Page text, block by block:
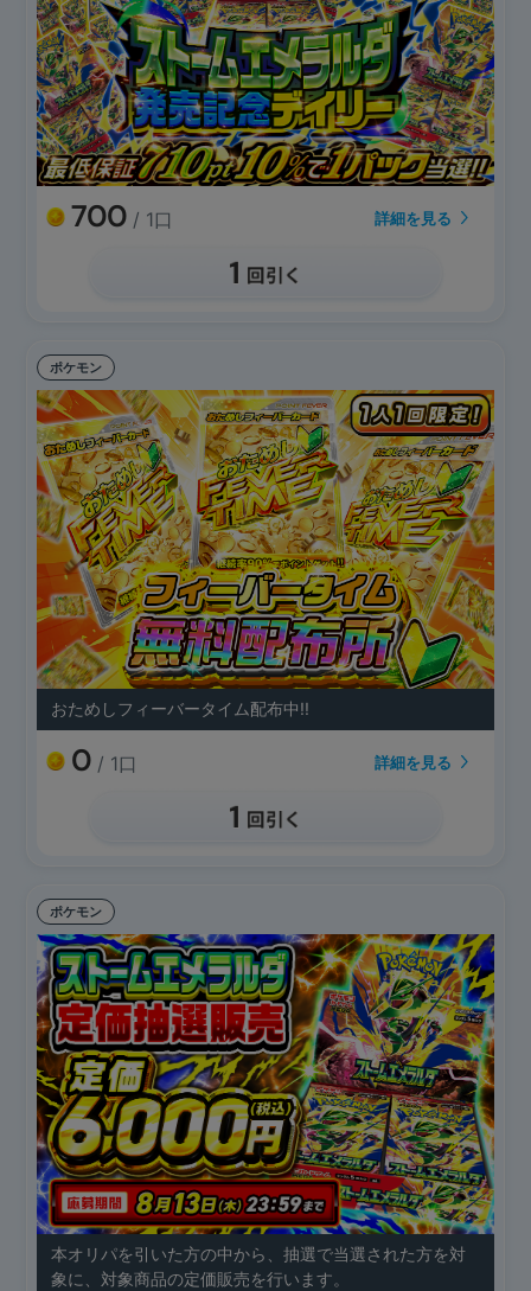
700 / 1口 詳細を見る
ポケモン
おためしフィーバータイム配布中!!
0 / 1口 詳細を見る
ポケモン
本オリパを引いた方の中から、抽選で当選された方を対
象に、対象商品の定価販売を行います。